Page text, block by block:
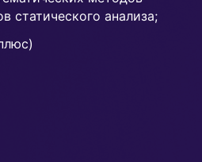
статического анализа;